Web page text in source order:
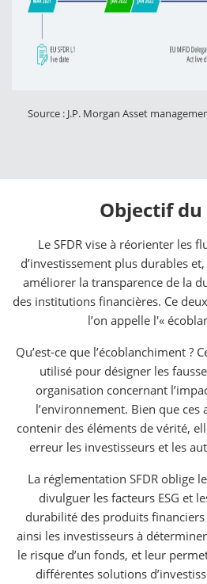
Source : J.P. Morgan Asset
Objectif du
Le SFDR vise à réorienter les
d’investissement plus durables
améliorer la transparence de la
des institutions financières. Ce
l’on appelle l'«
Qu’est-ce que l’écoblanchiment ?
utilisé pour désigner les
organisation concernant
l’environnement. Bien que
contenir des éléments de vérité,
erreur les investisseurs et les
La réglementation SFDR oblige
divulguer les facteurs ESG et
durabilité des produits financiers
ainsi les investisseurs à
le risque d’un fonds, et leur
différentes solutions